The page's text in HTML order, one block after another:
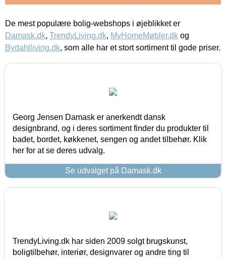
De mest populære bolig-webshops i øjeblikket er
Damask.dk, TrendyLiving.dk, MyHomeMøbler.dk og
Bydahlliving.dk, som alle har et stort sortiment til gode priser.
Georg Jensen Damask er anerkendt dansk
designbrand, og i deres sortiment finder du produkter til
badet, bordet, køkkenet, sengen og andet tilbehør. Klik
her for at se deres udvalg.
Se udvalget på Damask.dk
TrendyLiving.dk har siden 2009 solgt brugskunst,
boligtilbehør, interiør, designvarer og andre ting til